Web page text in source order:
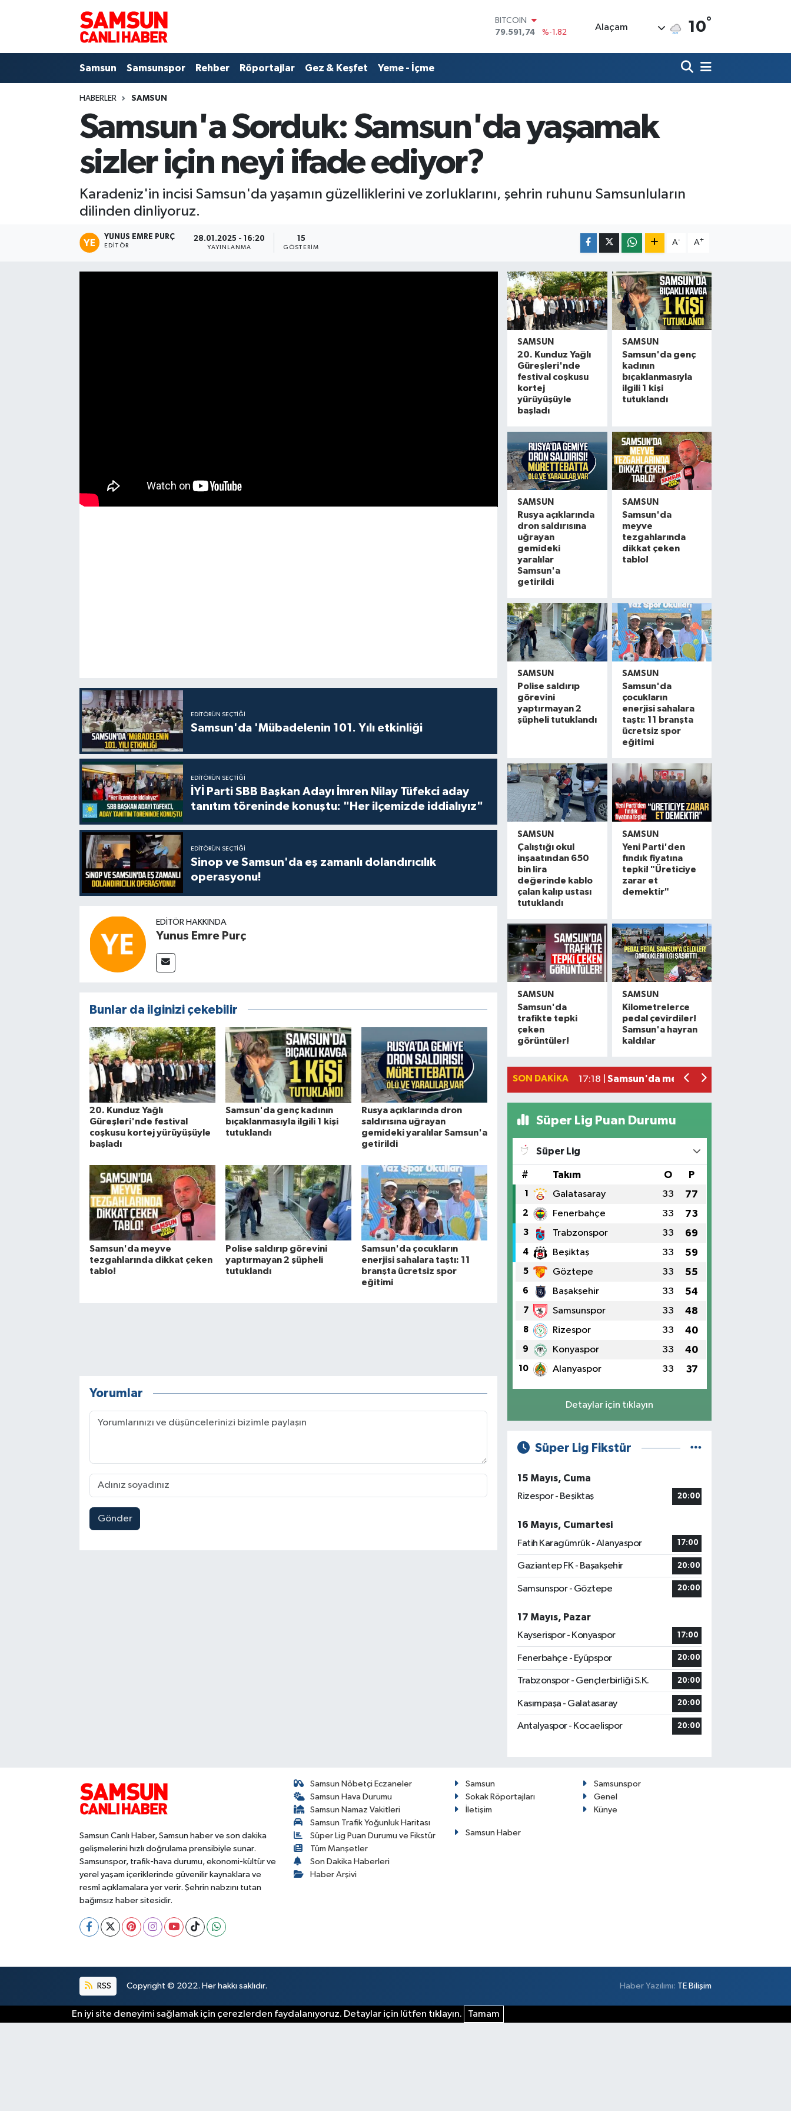
DOLAR
45,43620
%0.02
BİST100
14.598,00
%0
BITCOIN
Alaçam 10°
Samsun Samsunspor Rehber Röportajlar Gez & Keşfet Yeme - İçme
HABERLER SAMSUN
Samsun'a Sorduk: Samsun'da yaşamak
sizler için neyi ifade ediyor?
Karadeniz'in incisi Samsun'da yaşamın güzelliklerini ve zorluklarını, şehrin ruhunu Samsunluların
dilinden dinliyoruz.
YUNUS EMRE PURÇ
EDITÖR
28.01.2025 - 16:20
YAYINLANMA
15
GÖSTERIM
A- A+
EDITÖRÜN SEÇTIĞI
Samsun'da 'Mübadelenin 101. Yılı etkinliği
EDITÖRÜN SEÇTIĞI
İYİ Parti SBB Başkan Adayı İmren Nilay Tüfekci aday
tanıtım töreninde konuştu: "Her ilçemizde iddialıyız"
EDITÖRÜN SEÇTIĞI
Sinop ve Samsun'da eş zamanlı dolandırıcılık
operasyonu!
EDITÖR HAKKINDA
Yunus Emre Purç
Bunlar da ilginizi çekebilir
20. Kunduz Yağlı
Güreşleri'nde festival
coşkusu kortej yürüyüşüyle
başladı
Samsun'da genç kadının
bıçaklanmasıyla ilgili 1 kişi
tutuklandı
Rusya açıklarında dron
saldırısına uğrayan
gemideki yaralılar Samsun'a
getirildi
Samsun'da meyve
tezgahlarında dikkat çeken
tablo!
Polise saldırıp görevini
yaptırmayan 2 şüpheli
tutuklandı
Samsun'da çocukların
enerjisi sahalara taştı: 11
branşta ücretsiz spor
eğitimi
Yorumlar
Gönder
SAMSUN
20. Kunduz Yağlı
Güreşleri'nde
festival coşkusu
kortej
yürüyüşüyle
başladı
SAMSUN
Samsun'da genç
kadının
bıçaklanmasıyla
ilgili 1 kişi
tutuklandı
SAMSUN
Rusya açıklarında
dron saldırısına
uğrayan
gemideki
yaralılar
Samsun'a
getirildi
SAMSUN
Samsun'da
meyve
tezgahlarında
dikkat çeken
tablo!
SAMSUN
Polise saldırıp
görevini
yaptırmayan 2
şüpheli tutuklandı
SAMSUN
Samsun'da
çocukların
enerjisi sahalara
taştı: 11 branşta
ücretsiz spor
eğitimi
SAMSUN
Çalıştığı okul
inşaatından 650
bin lira
değerinde kablo
çalan kalıp ustası
tutuklandı
SAMSUN
Yeni Parti'den
fındık fiyatına
tepki! "Üreticiye
zarar et
demektir"
SAMSUN
Samsun'da
trafikte tepki
çeken
görüntüler!
SAMSUN
Kilometrelerce
pedal çevirdiler!
Samsun'a hayran
kaldılar
SON DAKIKA
20. Kunduz Yağlı Güreşleri'nde
Samsun'da genç kadının
Rusya açıklarında dron saldırısına
16:14 |Polise saldırıp görevini yaptırmayan
Süper Lig Puan Durumu
Süper Lig
# Takım O P
1 Galatasaray 33 77
2 Fenerbahçe 33 73
3 Trabzonspor 33 69
4 Beşiktaş 33 59
5 Göztepe 33 55
6 Başakşehir 33 54
7 Samsunspor 33 48
8 Rizespor 33 40
9 Konyaspor 33 40
10 Alanyaspor 33 37
Detaylar için tıklayın
Süper Lig Fikstür
15 Mayıs, Cuma
Rizespor - Beşiktaş
20:00
16 Mayıs, Cumartesi
Fatih Karagümrük - Alanyaspor
17:00
Gaziantep FK - Başakşehir 20:00
Samsunspor - Göztepe 20:00
17 Mayıs, Pazar
Kayserispor - Konyaspor
17:00
Fenerbahçe - Eyüpspor 20:00
Trabzonspor - Gençlerbirliği S.K. 20:00
Kasımpaşa - Galatasaray 20:00
Antalyaspor - Kocaelispor 20:00
Samsun Canlı Haber, Samsun haber ve son dakika
gelişmelerini hızlı doğrulama prensibiyle sunar.
Samsunspor, trafik-hava durumu, ekonomi-kültür ve
yerel yaşam içeriklerinde güvenilir kaynaklara ve
resmî açıklamalara yer verir. Şehrin nabzını tutan
bağımsız haber sitesidir.
Samsun Nöbetçi Eczaneler
Samsun Hava Durumu
Samsun Namaz Vakitleri
Samsun Trafik Yoğunluk Haritası
Süper Lig Puan Durumu ve Fikstür
Tüm Manşetler
Son Dakika Haberleri
Haber Arşivi
Samsun
Samsunspor
Sokak Röportajları
Genel
İletişim
Künye
Samsun Haber
RSS Copyright © 2022. Her hakkı saklıdır. Haber Yazılımı: TE Bilişim
En iyi site deneyimi sağlamak için çerezlerden faydalanıyoruz. Detaylar için lütfen tıklayın. Tamam
Samsunspor
Samsun Nöbetçi Eczaneler
Samsun Hava Durumu
Samsun Trafik Yoğunluk Haritası
Süper Lig Puan Durumu ve Fikstür
Tüm Manşetler
Haber Arşivi